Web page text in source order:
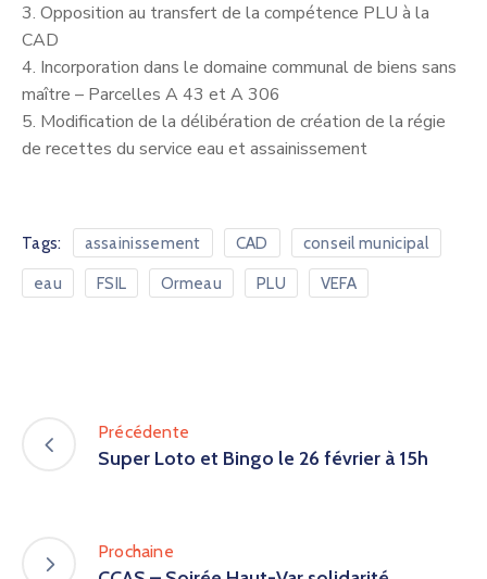
3. Opposition au transfert de la compétence PLU à la
CAD
4. Incorporation dans le domaine communal de biens sans
maître – Parcelles A 43 et A 306
5. Modification de la délibération de création de la régie
de recettes du service eau et assainissement
Tags: assainissement CAD conseil municipal
eau FSIL Ormeau PLU VEFA
Précédente
Super Loto et Bingo le 26 février à 15h
Prochaine